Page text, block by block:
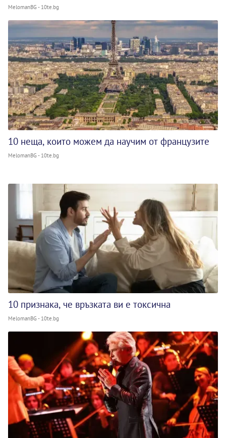
MelomanBG - 10te.bg
10 неща, които можем да научим от французите
MelomanBG - 10te.bg
10 признака, че връзката ви е токсична
MelomanBG - 10te.bg